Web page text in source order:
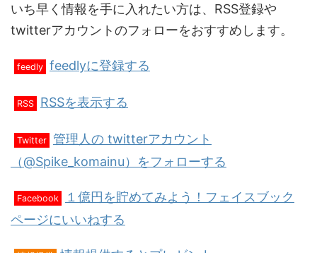
いち早く情報を手に入れたい方は、RSS登録や
twitterアカウントのフォローをおすすめします。
feedly feedlyに登録する
RSS RSSを表示する
Twitter 管理人の twitterアカウント
（@Spike_komainu）をフォローする
Facebook
１億円を貯めてみよう！フェイスブック
ページにいいねする